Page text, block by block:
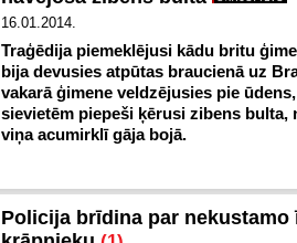
16.01.2014.
Traģēdija piemeklējusi kādu britu
bija devusies atpūtas braucienā uz
vakarā ģimene veldzējusies pie
sievietēm piepeši ķērusi zibens bulta,
viņa acumirklī gāja bojā.
Policija brīdina par nekustamo